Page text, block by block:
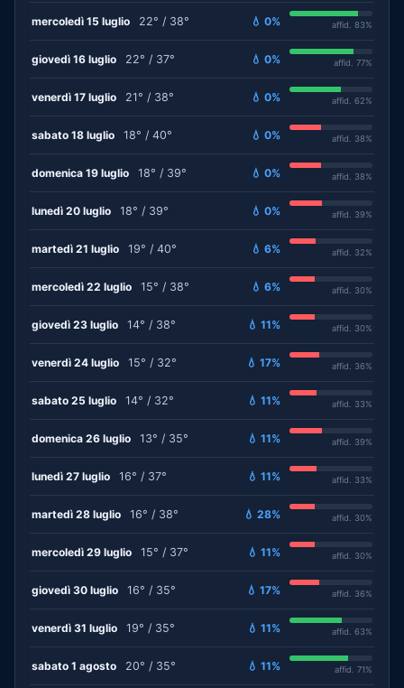
mercoledì 15 luglio 22° / 38° 💧 0% affid. 83%
giovedì 16 luglio 22° / 37° 💧 0% affid. 77%
venerdì 17 luglio 21° / 38° 💧 0% affid. 62%
sabato 18 luglio 18° / 40° 💧 0% affid. 38%
domenica 19 luglio 18° / 39° 💧 0% affid. 38%
lunedì 20 luglio 18° / 39° 💧 0% affid. 39%
martedì 21 luglio 19° / 40° 💧 6% affid. 32%
mercoledì 22 luglio 15° / 38° 💧 6% affid. 30%
giovedì 23 luglio 14° / 38° 💧 11% affid. 30%
venerdì 24 luglio 15° / 32° 💧 17% affid. 36%
sabato 25 luglio 14° / 32° 💧 11% affid. 33%
domenica 26 luglio 13° / 35° 💧 11% affid. 39%
lunedì 27 luglio 16° / 37° 💧 11% affid. 33%
martedì 28 luglio 16° / 38° 💧 28% affid. 30%
mercoledì 29 luglio 15° / 37° 💧 11% affid. 30%
giovedì 30 luglio 16° / 35° 💧 17% affid. 36%
venerdì 31 luglio 19° / 35° 💧 11% affid. 63%
sabato 1 agosto 20° / 35° 💧 11% affid. 71%